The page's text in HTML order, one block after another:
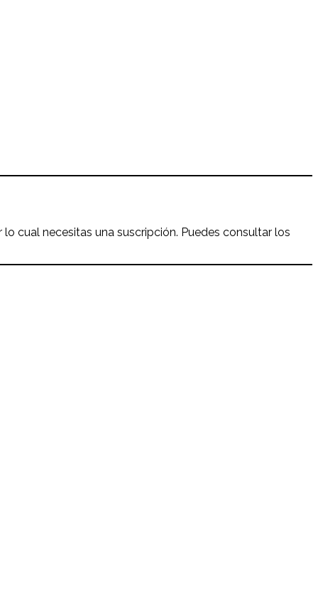
cual necesitas una suscripción. Puedes consultar los